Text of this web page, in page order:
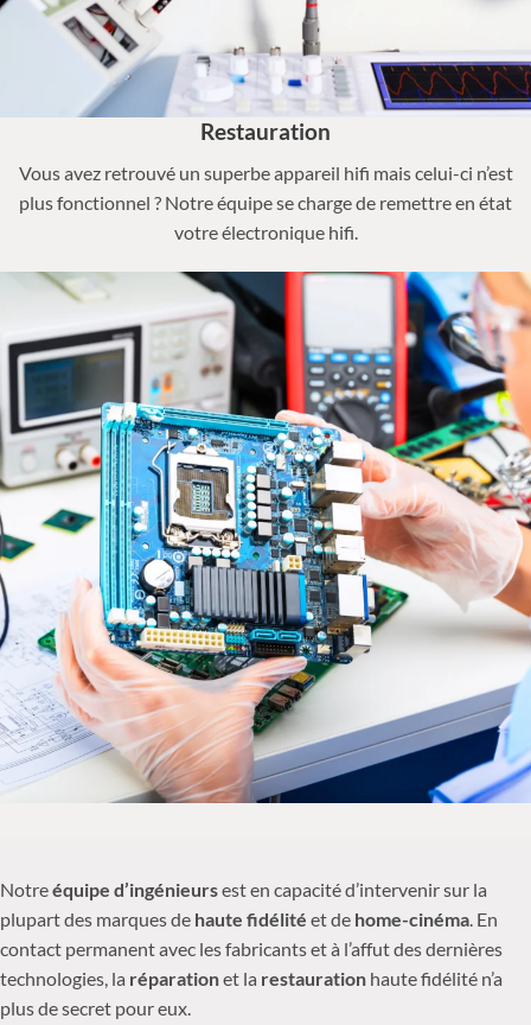
Restauration
Vous avez retrouvé un superbe appareil hifi mais celui-ci n’est
plus fonctionnel ? Notre équipe se charge de remettre en état
votre électronique hifi.
Notreéquipe d’ingénieursest en capacité d’intervenir sur la
plupart des marques de haute fidélité et de home-cinéma . En
contact permanent avec les fabricants et à l’affut des dernières
technologies, la réparationet la restauration haute fidélité n’a
plus de secret pour eux.